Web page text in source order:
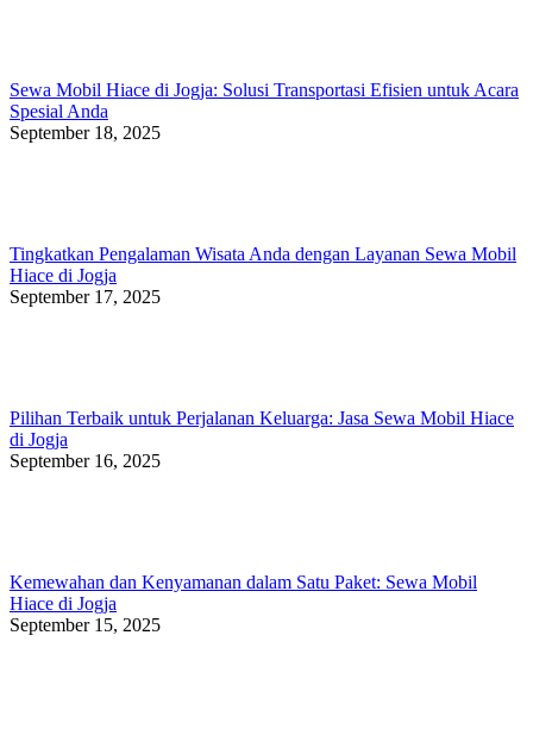
Sewa Mobil Hiace di Jogja: Solusi Transportasi Efisien untuk Acara
Spesial Anda
September 18, 2025
Tingkatkan Pengalaman Wisata Anda dengan Layanan Sewa Mobil
Hiace di Jogja
September 17, 2025
Pilihan Terbaik untuk Perjalanan Keluarga: Jasa Sewa Mobil Hiace
di Jogja
September 16, 2025
Kemewahan dan Kenyamanan dalam Satu Paket: Sewa Mobil
Hiace di Jogja
September 15, 2025